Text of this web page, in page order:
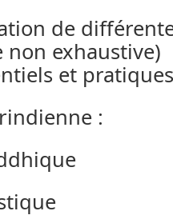
de
exhaustive)
et
: